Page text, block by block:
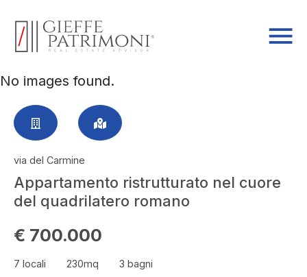
No images found.
via del Carmine
Appartamento ristrutturato nel cuore
del quadrilatero romano
€ 700.000
7 locali 230mq
3 bagni